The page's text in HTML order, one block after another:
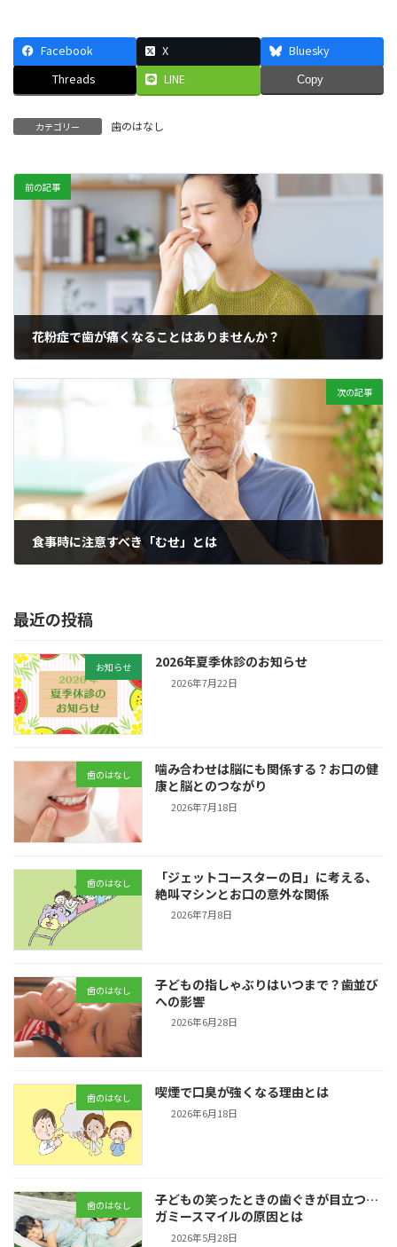
Facebook X
Bluesky
Threads
LINE Copy
カテゴリー 歯のはなし
前の記事
花粉症で歯が痛くなることはありませんか？
次の記事
食事時に注意すべき「むせ」とは
最近の投稿
お知らせ 2026年夏季休診のお知らせ
2026年7月22日
歯のはなし
噛み合わせは脳にも関係する？お口の健
康と脳とのつながり
2026年7月18日
歯のはなし
「ジェットコースターの日」に考える、
絶叫マシンとお口の意外な関係
2026年7月8日
歯のはなし
子どもの指しゃぶりはいつまで？歯並び
への影響
2026年6月28日
歯のはなし 喫煙で口臭が強くなる理由とは
2026年6月18日
歯のはなし
子どもの笑ったときの歯ぐきが目立つ…
ガミースマイルの原因とは
2026年5月28日